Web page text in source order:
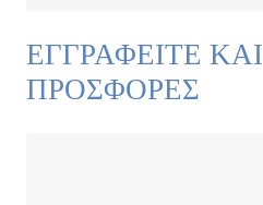
ΕΓΓΡΑΦΕΙΤΕ
ΠΡΟΣΦΟΡΕΣ